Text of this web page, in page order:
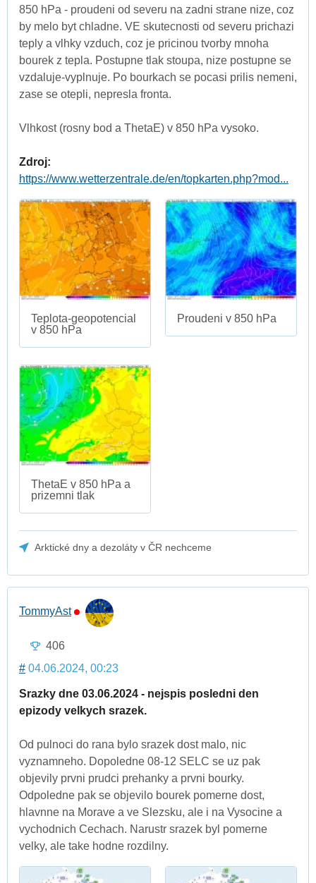
850 hPa - proudeni od severu na zadni strane nize, coz
by melo byt chladne. VE skutecnosti od severu prichazi
teply a vlhky vzduch, coz je pricinou tvorby mnoha
bourek z tepla. Postupne tlak stoupa, nize postupne se
vzdaluje-vyplnuje. Po bourkach se pocasi prilis nemeni,
zase se otepli, nepresla fronta.
Vlhkost (rosny bod a ThetaE) v 850 hPa vysoko.
Zdroj:
https://www.wetterzentrale.de/en/topkarten.php?mod...
Teplota-geopotencial
v 850 hPa
Proudeni v 850 hPa
ThetaE v 850 hPa a
prizemni tlak
Arktické dny a dezoláty v ČR nechceme
TommyAst
406
# 04.06.2024, 00:23
Srazky dne 03.06.2024 - nejspis posledni den
epizody velkych srazek.
Od pulnoci do rana bylo srazek dost malo, nic
vyznamneho. Dopoledne 08-12 SELC se uz pak
objevily prvni prudci prehanky a prvni bourky.
Odpoledne pak se objevilo bourek pomerne dost,
hlavnne na Morave a ve Slezsku, ale i na Vysocine a
vychodnich Cechach. Narustr srazek byl pomerne
velky, ale take hodne rozdilny.